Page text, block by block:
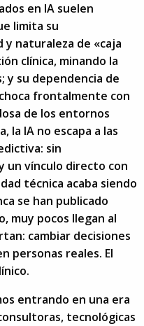
en IA suelen
limita su
y naturaleza de «caja
clínica, minando la
y su dependencia de
frontalmente con
de los entornos
la IA no escapa a las
sin
un vínculo directo con
técnica acaba siendo
se han publicado
muy pocos llegan al
cambiar decisiones
personas reales. El
entrando en una era
tecnológicas